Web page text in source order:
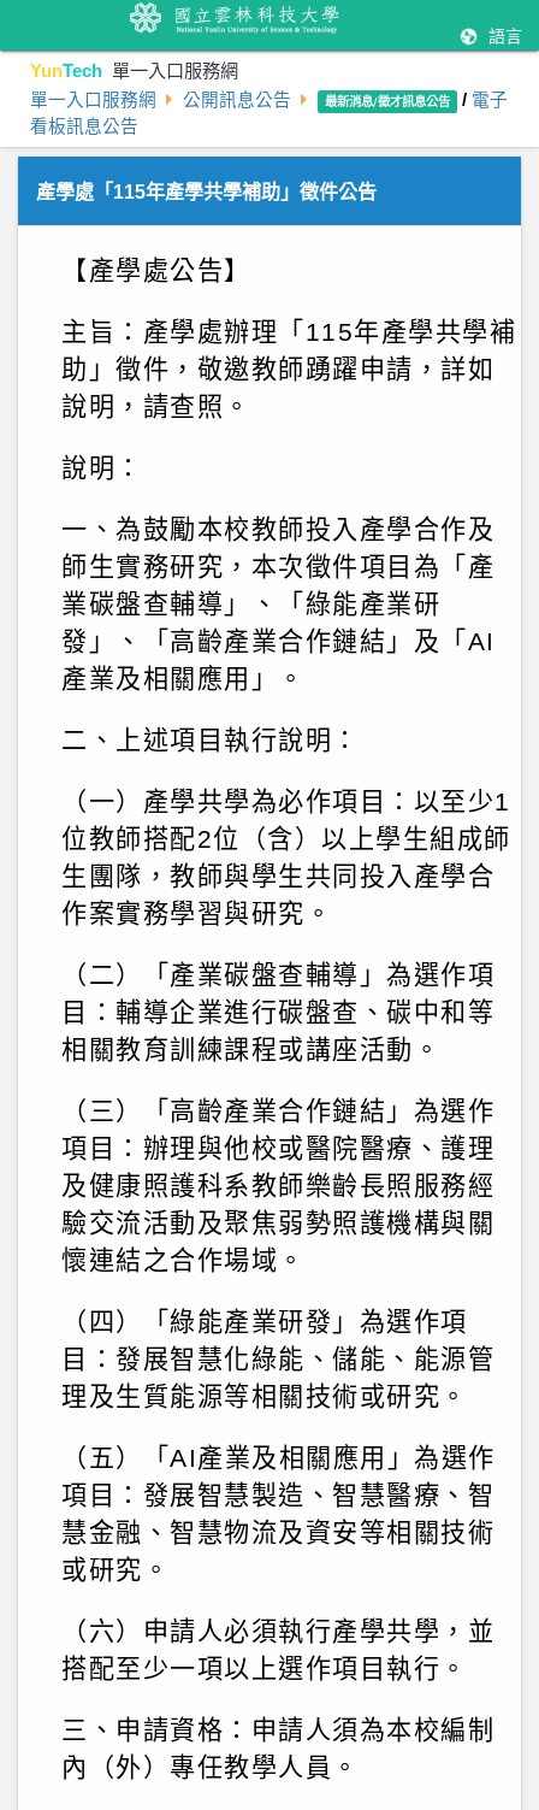
語言
YunTech 單一入口服務網
單一入口服務網 公開訊息公告 最新消息/徵才訊息公告 / 電子
看板訊息公告
產學處「115年產學共學補助」徵件公告
【產學處公告】
主旨：產學處辦理「115年產學共學補
助」徵件，敬邀教師踴躍申請，詳如
說明，請查照。
說明：
一、為鼓勵本校教師投入產學合作及
師生實務研究，本次徵件項目為「產
業碳盤查輔導」、「綠能產業研
發」、「高齡產業合作鏈結」及「AI
產業及相關應用」。
二、上述項目執行說明：
（一）產學共學為必作項目：以至少1
位教師搭配2位（含）以上學生組成師
生團隊，教師與學生共同投入產學合
作案實務學習與研究。
（二）「產業碳盤查輔導」為選作項
目：輔導企業進行碳盤查、碳中和等
相關教育訓練課程或講座活動。
（三）「高齡產業合作鏈結」為選作
項目：辦理與他校或醫院醫療、護理
及健康照護科系教師樂齡長照服務經
驗交流活動及聚焦弱勢照護機構與關
懷連結之合作場域。
（四）「綠能產業研發」為選作項
目：發展智慧化綠能、儲能、能源管
理及生質能源等相關技術或研究。
（五）「AI產業及相關應用」為選作
項目：發展智慧製造、智慧醫療、智
慧金融、智慧物流及資安等相關技術
或研究。
（六）申請人必須執行產學共學，並
搭配至少一項以上選作項目執行。
三、申請資格：申請人須為本校編制
內（外）專任教學人員。